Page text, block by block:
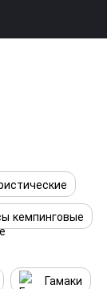
кемпинговые
Гамаки